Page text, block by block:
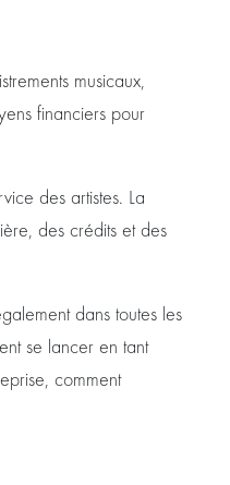
musicaux,
financiers pour
des artistes. La
des crédits et des
dans toutes les
se lancer en tant
comment